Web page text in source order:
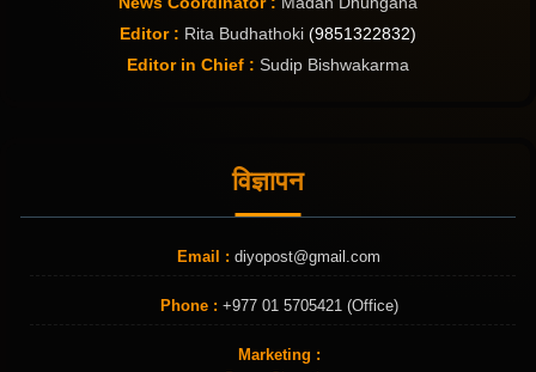
Editor : Rita Budhathoki (9851322832)
Editor in Chief : Sudip Bishwakarma
विज्ञापन
Email : diyopost@gmail.com
Phone : +977 01 5705421 (Office)
Marketing :